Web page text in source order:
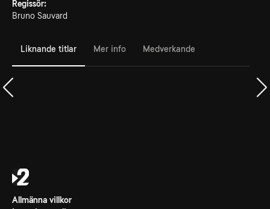
Regissör:
Bruno Sauvard
Liknande titlar Mer info Medverkande
Allmänna villkor